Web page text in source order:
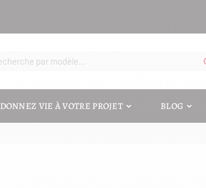
DONNEZ VIE À VOTRE PROJET BLOG
LOHBERGER